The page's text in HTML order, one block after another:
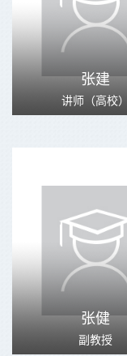
张建
讲师（高校）
张健
副教授